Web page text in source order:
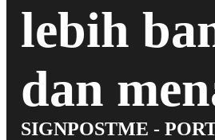
lebih
dan
SIGNPOSTME -